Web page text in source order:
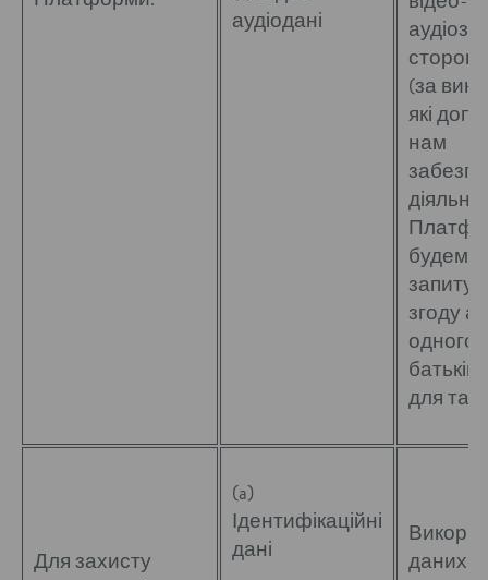
аудіодані
(за
які
нам
будемо
згоду
одного
батьків/
для
Для захисту
(a)
Ідентифікаційні
дані
даних з